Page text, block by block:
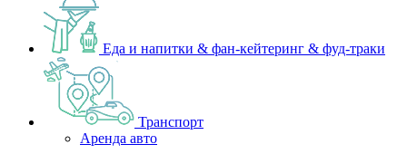
Еда и напитки & фан-кейтеринг & фуд-траки
Транспорт
Аренда авто